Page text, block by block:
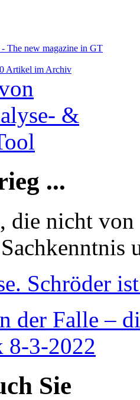
The new magazine in GT
Artikel im Archiv
...
die nicht
Schröder
der Falle –
3-2022
Sie